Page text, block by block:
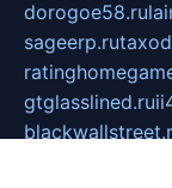
dorogoe58.ru
sageerp.ru
gtglasslined.ru